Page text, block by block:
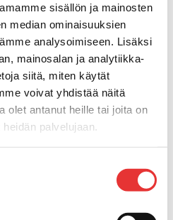
sisällön ja mainosten
median ominaisuuksien
analysoimiseen. Lisäksi
mainosalan ja analytiikka-
siitä, miten käytät
voivat yhdistää näitä
olet antanut heille tai joita on
palvelujaan.
& tarvikkeet